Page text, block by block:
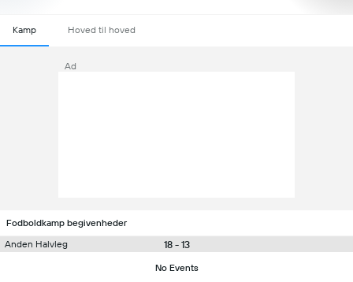
Kamp Hoved til hoved
Ad
Fodboldkamp begivenheder
Anden Halvleg
18 - 13
No Events